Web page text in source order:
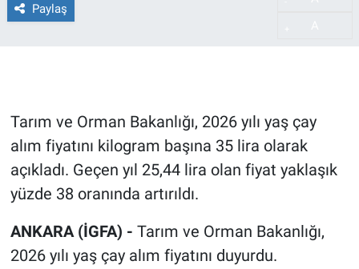
Paylaş
Tarım ve Orman Bakanlığı, 2026 yılı yaş çay
alım fiyatını kilogram başına 35 lira olarak
açıkladı. Geçen yıl 25,44 lira olan fiyat yaklaşık
yüzde 38 oranında artırıldı.
ANKARA (İGFA) - Tarım ve Orman Bakanlığı,
2026 yılı yaş çay alım fiyatını duyurdu.